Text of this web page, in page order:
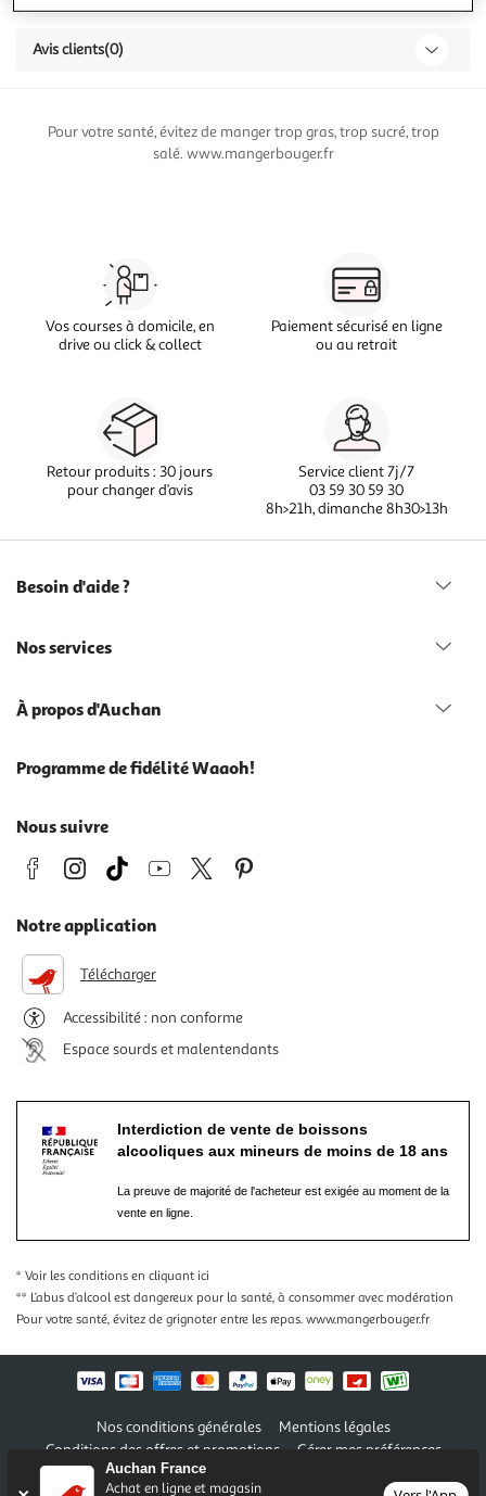
Auchan France
Achat en ligne et magasin
Avis clients(0)
Pour votre santé, évitez de manger trop gras, trop sucré, trop
salé. www.mangerbouger.fr
Vos courses à domicile, en
drive ou click & collect
Paiement sécurisé en ligne
ou au retrait
Retour produits : 30 jours
pour changer d’avis
Service client 7j/7
03 59 30 59 30
8h>21h, dimanche 8h30>13h
Besoin d'aide ?
Nos services
À propos d'Auchan
Programme de fidélité Waaoh!
Nous suivre
Notre application
Télécharger
Accessibilité : non conforme
Espace sourds et malentendants
Interdiction de vente de boissons
alcooliques aux mineurs de moins de 18 ans
La preuve de majorité de l'acheteur est exigée au moment de la
vente en ligne.
* Voir les conditions en cliquant ici
** L’abus d’alcool est dangereux pour la santé, à consommer avec modération
Pour votre santé, évitez de grignoter entre les repas. www.mangerbouger.fr
Nos conditions générales
Mentions légales
Conditions des offres et promotions
Gérer mes préférences
Politique de confidentialité